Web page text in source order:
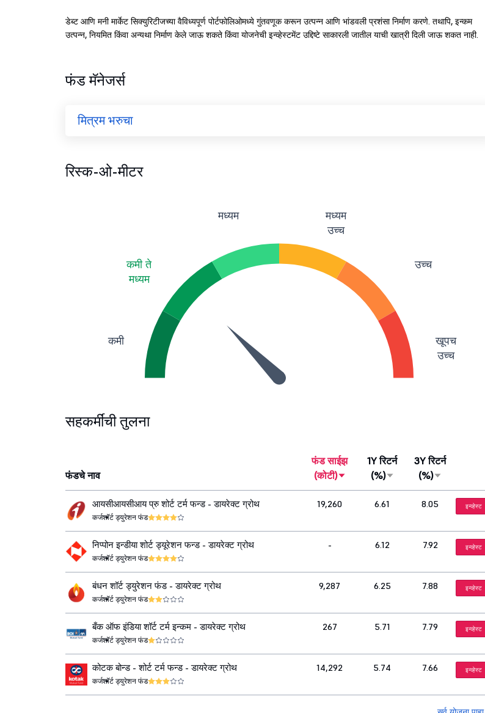
डेब्ट आणि मनी मार्केट सिक्युरिटीजच्या वैविध्यपूर्ण पोर्टफोलिओमध्ये गुंतवणूक करून उत्पन्न आणि भांडवली प्रशंसा निर्माण करणे. तथापि, इन्कम
उत्पन्न, नियमित किंवा अन्यथा निर्माण केले जाऊ शकते किंवा योजनेची इन्व्हेस्टमेंट उद्दिष्टे साकारली जातील याची खात्री दिली जाऊ शकत नाही.
फंड मॅनेजर्स
मित्रम भरुचा
रिस्क-ओ-मीटर
कमी
कमी ते
मध्यम
मध्यम
मध्यम
उच्च
उच्च
खूपच
उच्च
सहकर्मींची तुलना
फंडचे नाव
फंड साईझ
(कोटी)
1Y रिटर्न
(%)
3Y रिटर्न
(%)
आयसीआयसीआय प्रु शोर्ट टर्म फन्ड - डायरेक्ट ग्रोथ
कर्जशॉर्ट ड्युरेशन फंड
19,260 6.61 8.05 इन्व्हेस्ट
निप्पोन इन्डीया शोर्ट ड्यूरेशन फन्ड - डायरेक्ट ग्रोथ
कर्जशॉर्ट ड्युरेशन फंड
- 6.12 7.92 इन्व्हेस्ट
बंधन शॉर्ट ड्युरेशन फंड - डायरेक्ट ग्रोथ
कर्जशॉर्ट ड्युरेशन फंड
9,287 6.25 7.88 इन्व्हेस्ट
बँक ऑफ इंडिया शॉर्ट टर्म इन्कम - डायरेक्ट ग्रोथ
कर्जशॉर्ट ड्युरेशन फंड
267 5.71 7.79 इन्व्हेस्ट
कोटक बोन्ड - शोर्ट टर्म फन्ड - डायरेक्ट ग्रोथ
कर्जशॉर्ट ड्युरेशन फंड
14,292 5.74 7.66 इन्व्हेस्ट